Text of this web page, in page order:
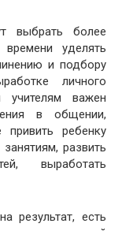
выбрать более
уделять
и подбору
личного
учителям важен
в общении,
ребенку
развить
выработать
результат, есть